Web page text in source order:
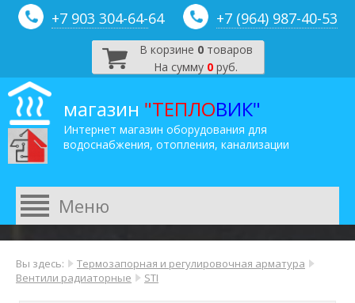
+7 903 304-64-64 +7 (964) 987-40-53
В корзине 0товаров
На сумму 0 руб.
магазин "ТЕПЛОВИК"
Интернет магазин оборудования для
водоснабжения, отопления, канализации
Вы здесь:
Термозапорная и регулировочная арматура
Вентили радиаторные
STI